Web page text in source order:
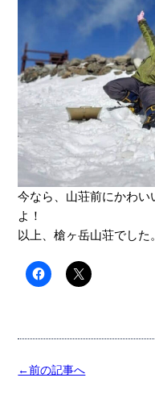
今なら、山荘前にかわ
よ！
以上、槍ヶ岳山荘でした。
←前の記事へ